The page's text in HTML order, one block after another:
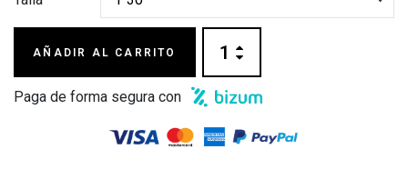
AÑADIR AL CARRITO
Paga de forma segura con